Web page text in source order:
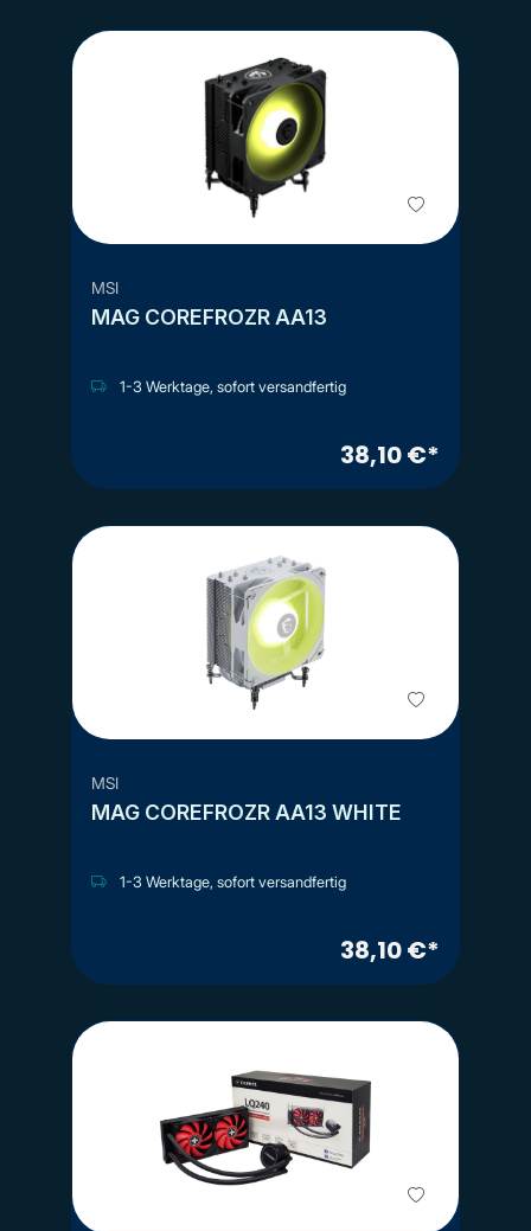
MSI
MAG COREFROZR AA13
1-3 Werktage, sofort versandfertig
38,10 €*
MSI
MAG COREFROZR AA13 WHITE
1-3 Werktage, sofort versandfertig
38,10 €*